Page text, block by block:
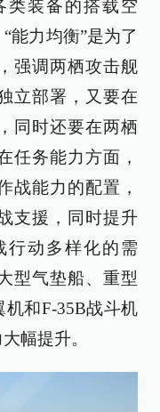
类装备的搭载空
能力均衡”是为了
强调两栖攻击舰
立部署，又要在
同时还要在两栖
任务能力方面，
战能力的配置，
支援，同时提升
行动多样化的需
型气垫船、重型
和F-35B战斗机
幅提升。